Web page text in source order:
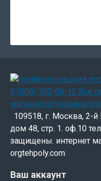
109518, г. Москва, 2-
дом 48, стр. 1. оф.10
защищены. интернет
orgtehpoly.com
Ваш аккаунт